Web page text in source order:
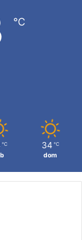
℃
℃ 34 ℃
dom